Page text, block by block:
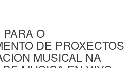
O
DE PROXECTOS
MUSICAL NA